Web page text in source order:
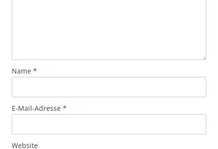
Name *
E-Mail-Adresse *
Website